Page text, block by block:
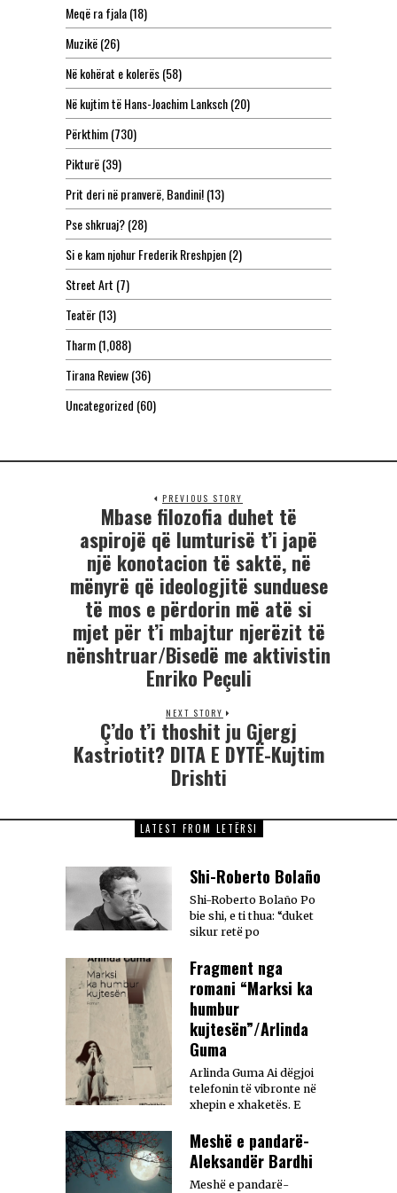
Meqë ra fjala(18)
Muzikë(26)
Në kohërat e kolerës(58)
Në kujtim të Hans-Joachim Lanksch(20)
Përkthim(730)
Pikturë(39)
Prit deri në pranverë, Bandini!(13)
Pse shkruaj?(28)
Si e kam njohur Frederik Rreshpjen(2)
Street Art (7)
Teatër(13)
Tharm(1,088)
Tirana Review(36)
Uncategorized (60)
PREVIOUS STORY
Mbase filozofia duhet të
aspirojë që lumturisë t’i japë
një konotacion të saktë, në
mënyrë që ideologjitë sunduese
të mos e përdorin më atë si
mjet për t’i mbajtur njerëzit të
nënshtruar/Bisedë me aktivistin
Enriko Peçuli
NEXT STORY
Ç’do t’i thoshit ju Gjergj
Kastriotit? DITA E DYTЁ-Kujtim
Drishti
LATEST FROM LETËRSI
Shi-Roberto Bolaño
Shi-Roberto Bolaño Po
bie shi, e ti thua: “duket
sikur retë po
Fragment nga
romani “Marksi ka
humbur
kujtesën”/Arlinda
Guma
Arlinda Guma Ai dëgjoi
telefonin të vibronte në
xhepin e xhaketës. E
Meshë e pandarë-
Aleksandër Bardhi
Meshë e pandarë-